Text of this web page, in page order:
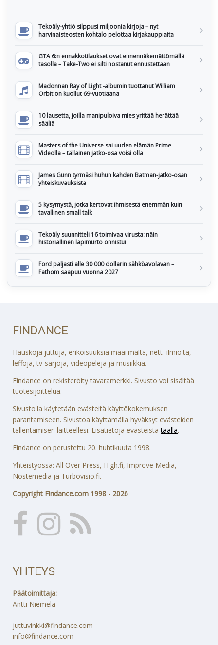
Tekoäly-yhtiö silppusi miljoonia kirjoja – nyt
harvinaisteosten kohtalo pelottaa kirjakauppiaita
GTA 6:n ennakkotilaukset ovat ennennäkemättömällä
tasolla – Take-Two ei silti nostanut ennustettaan
Madonnan Ray of Light -albumin tuottanut William
Orbit on kuollut 69-vuotiaana
10 lausetta, joilla manipuloiva mies yrittää herättää
sääliä
Masters of the Universe sai uuden elämän Prime
Videolla – tällainen jatko-osa voisi olla
James Gunn tyrmäsi huhun kahden Batman-jatko-osan
yhteiskuvauksista
5 kysymystä, jotka kertovat ihmisestä enemmän kuin
tavallinen small talk
Tekoäly suunnitteli 16 toimivaa virusta: näin
historiallinen läpimurto onnistui
Ford paljasti alle 30 000 dollarin sähköavolavan –
Fathom saapuu vuonna 2027
FINDANCE
Hauskoja juttuja, erikoisuuksia maailmalta, netti-ilmiöitä,
leffoja, tv-sarjoja, videopelejä ja musiikkia.
Findance on rekisteröity tavaramerkki. Sivusto voi sisältää
tuotesijoittelua.
Sivustolla käytetään evästeitä käyttökokemuksen
parantamiseen. Sivustoa käyttämällä hyväksyt evästeiden
tallentamisen laitteellesi. Lisätietoja evästeistätäällä.
Findance on perustettu 20. huhtikuuta 1998.
Yhteistyössä: All Over Press, High.fi, Improve Media,
Nostemedia ja Turbovisio.fi.
Copyright Findance.com 1998 - 2026
YHTEYS
Päätoimittaja:
Antti Niemelä
juttuvinkki@findance.com
info@findance.com